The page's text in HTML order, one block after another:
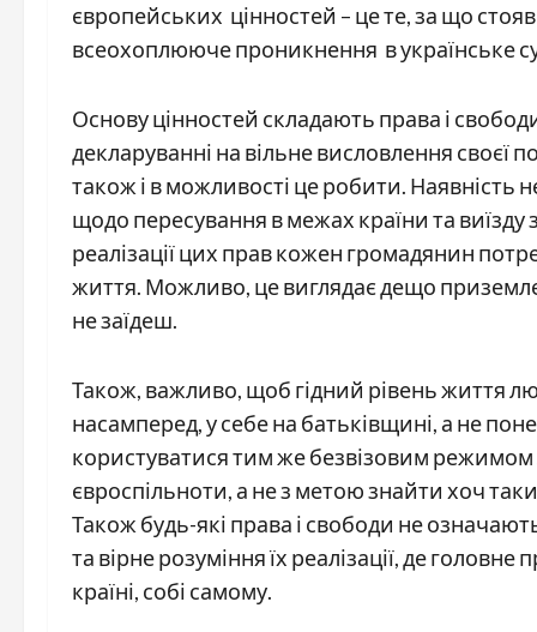
європейських цінностей – це те, за що
всеохоплююче проникнення в українське
Основу цінностей складають права і
декларуванні на вільне висловлення своєї
також і в можливості це робити. Наявність
щодо пересування в межах країни та виїзду
реалізації цих прав кожен громадянин
життя. Можливо, це виглядає дещо
не заїдеш.
Також, важливо, щоб гідний рівень життя
насамперед, у себе на батьківщині, а не
користуватися тим же безвізовим
євроспільноти, а не з метою знайти хоч
Також будь-які права і свободи не
та вірне розуміння їх реалізації, де
країні, собі самому.